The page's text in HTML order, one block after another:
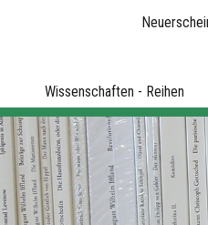
Wissenschaften - Reihen